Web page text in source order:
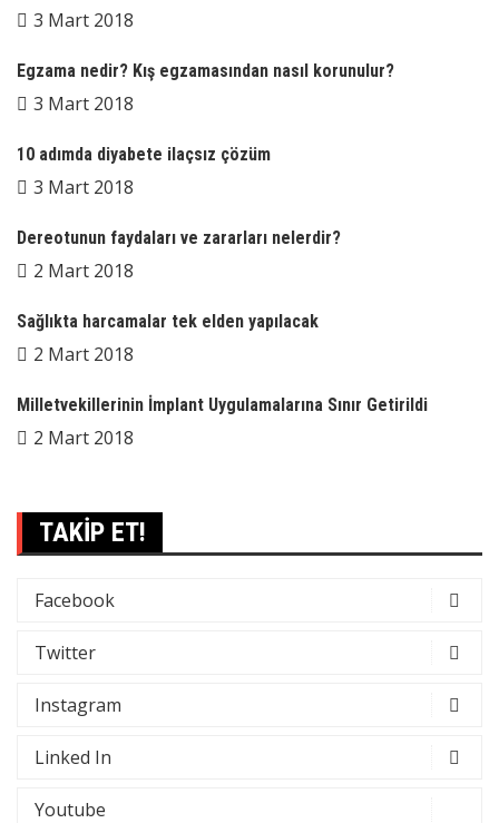
3 Mart 2018
Egzama nedir? Kış egzamasından nasıl korunulur?
3 Mart 2018
10 adımda diyabete ilaçsız çözüm
3 Mart 2018
Dereotunun faydaları ve zararları nelerdir?
2 Mart 2018
Sağlıkta harcamalar tek elden yapılacak
2 Mart 2018
Milletvekillerinin İmplant Uygulamalarına Sınır Getirildi
2 Mart 2018
TAKİP ET!
Facebook
Twitter
Instagram
Linked In
Youtube